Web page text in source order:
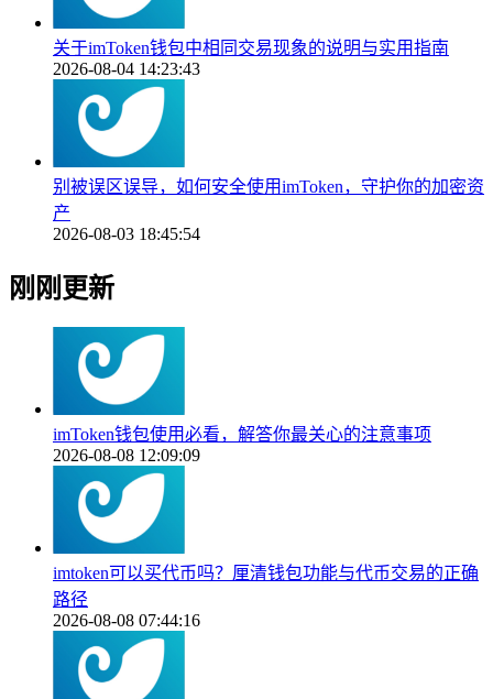
关于imToken钱包中相同交易现象的说明与实用指南
2026-08-04 14:23:43
别被误区误导，如何安全使用imToken，守护你的加密资
产
2026-08-03 18:45:54
刚刚更新
imToken钱包使用必看，解答你最关心的注意事项
2026-08-08 12:09:09
imtoken可以买代币吗？厘清钱包功能与代币交易的正确
路径
2026-08-08 07:44:16